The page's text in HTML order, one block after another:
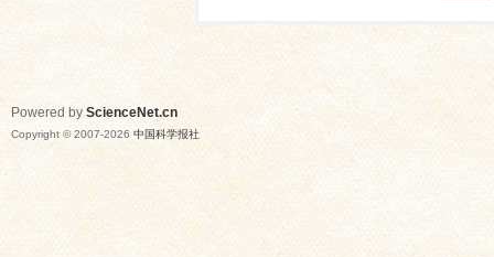
Powered by ScienceNet.cn
Copyright © 2007-2026 中国科学报社